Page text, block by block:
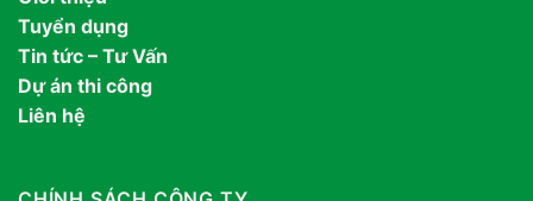
Tuyển dụng
Tin tức – Tư Vấn
Dự án thi công
Liên hệ